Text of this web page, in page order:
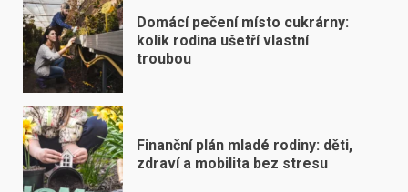
Domácí pečení místo cukrárny:
kolik rodina ušetří vlastní
troubou
Finanční plán mladé rodiny: děti,
zdraví a mobilita bez stresu